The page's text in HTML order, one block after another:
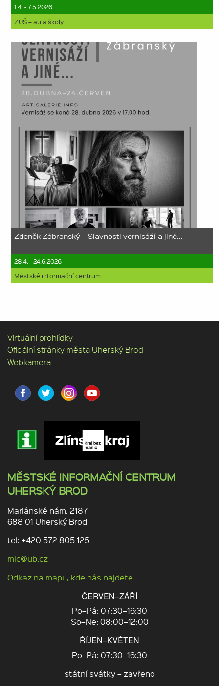
1.4. - 7.5.2026
ZUŠ – aula školy
Zdeněk Zábranský – Slavnosti vernisáží a jiné...
28.4. - 24.6.2026
Městské informační centrum
Virtuální prohlídky
Oficiální stránky města Uherský Brod
Webkamera
MĚSTSKÉ INFORMAČNÍ CENTRUM
UHERSKÝ BROD
Mariánské nám. 2187
688 01 Uherský Brod
tel: +420 572 805 125
mic@ub.cz
Odkaz na mapu, kde nás najdete
ČERVEN–ZÁŘÍ
Po–Pá: 07:30–16:30
So–Ne: 08:00–12:00
ŘÍJEN–KVĚTEN
Po–Pá: 07:30–16:30
státní svátky – zavřeno